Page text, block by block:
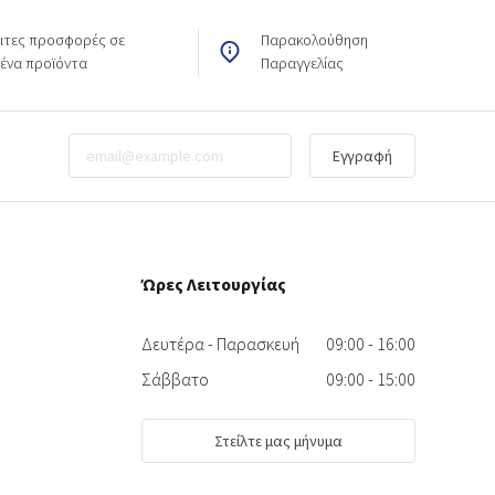
προσφορές σε
προϊόντα
Παρακολούθηση
Παραγγελίας
Εγγραφή
Ώρες Λειτουργίας
Δευτέρα - Παρασκευή
09:00 - 16:00
Σάββατο
09:00 - 15:00
Στείλτε μας μήνυμα